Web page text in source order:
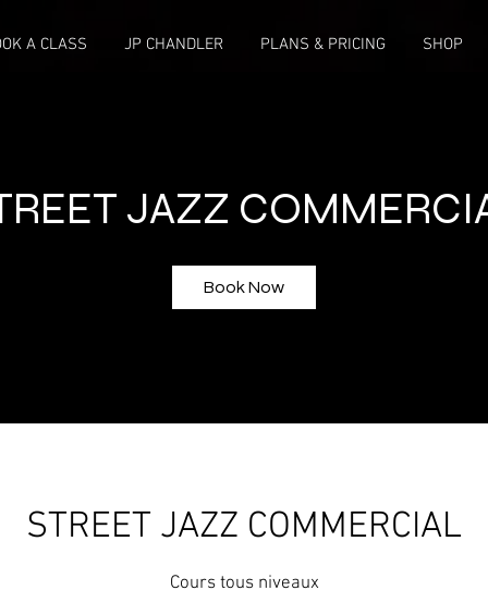
A CLASS JP CHANDLER PLANS & PRICING SHOP
JAZZ
Book Now
STREET JAZZ COMMERCIAL
Cours tous niveaux